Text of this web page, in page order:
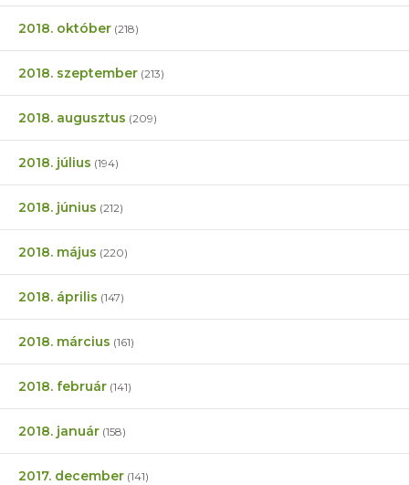
2018. október (218)
2018. szeptember (213)
2018. augusztus (209)
2018. július (194)
2018. június (212)
2018. május (220)
2018. április (147)
2018. március (161)
2018. február (141)
2018. január (158)
2017. december (141)